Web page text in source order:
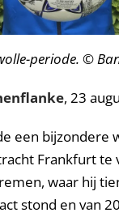
periode. ©
, 23
een bijzondere
Frankfurt te
waar hij
stond en van